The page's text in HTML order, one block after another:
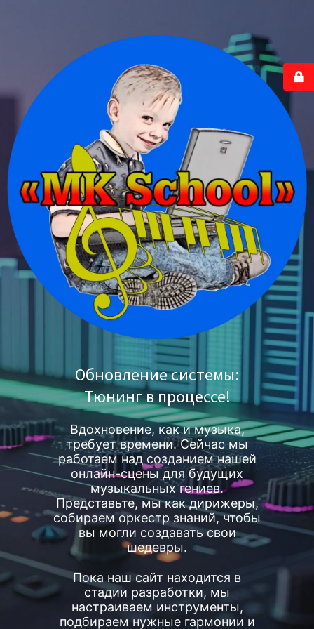
Обновление системы:
Тюнинг в процессе!
Вдохновение, как и музыка,
требует времени. Сейчас мы
работаем над созданием нашей
онлайн-сцены для будущих
музыкальных гениев.
Представьте, мы как дирижеры,
собираем оркестр знаний, чтобы
вы могли создавать свои
шедевры.
Пока наш сайт находится в
стадии разработки, мы
настраиваем инструменты,
подбираем нужные гармонии и